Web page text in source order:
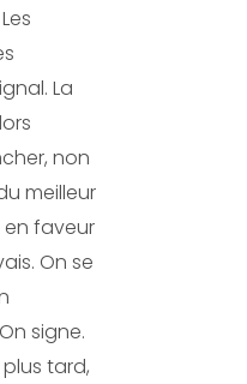
La
non
meilleur
faveur
On se
signe.
tard,